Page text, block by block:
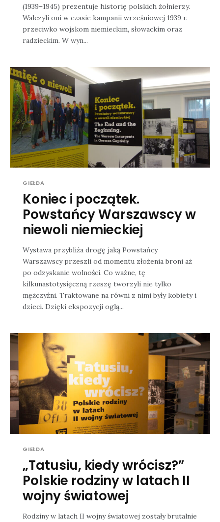
(1939–1945) prezentuje historię polskich żołnierzy.
Walczyli oni w czasie kampanii wrześniowej 1939 r.
przeciwko wojskom niemieckim, słowackim oraz
radzieckim. W wyn...
GIEŁDA
Koniec i początek.
Powstańcy Warszawscy w
niewoli niemieckiej
Wystawa przybliża drogę jaką Powstańcy
Warszawscy przeszli od momentu złożenia broni aż
po odzyskanie wolności. Co ważne, tę
kilkunastotysięczną rzeszę tworzyli nie tylko
mężczyźni. Traktowane na równi z nimi były kobiety i
dzieci. Dzięki ekspozycji oglą...
GIEŁDA
„Tatusiu, kiedy wrócisz?”
Polskie rodziny w latach II
wojny światowej
Rodziny w latach II wojny światowej zostały brutalnie